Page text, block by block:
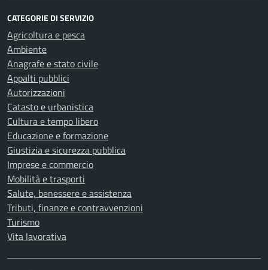
CATEGORIE DI SERVIZIO
Agricoltura e pesca
Ambiente
Anagrafe e stato civile
Appalti pubblici
Autorizzazioni
Catasto e urbanistica
Cultura e tempo libero
Educazione e formazione
Giustizia e sicurezza pubblica
Imprese e commercio
Mobilità e trasporti
Salute, benessere e assistenza
Tributi, finanze e contravvenzioni
Turismo
Vita lavorativa